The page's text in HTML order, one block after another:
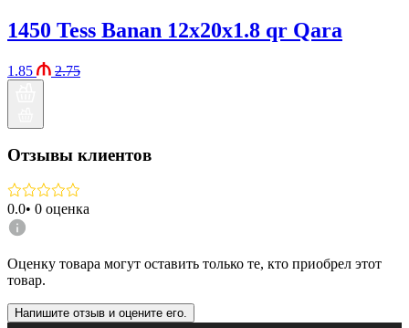
1450 Tess Banan 12x20x1.8 qr Qara
1.85 2.75
Отзывы клиентов
0.0• 0 оценка
Оценку товара могут оставить только те, кто приобрел этот
товар.
Напишите отзыв и оцените его.